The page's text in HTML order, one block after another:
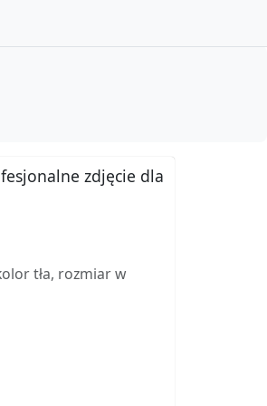
zdjęcie dla
tła, rozmiar w